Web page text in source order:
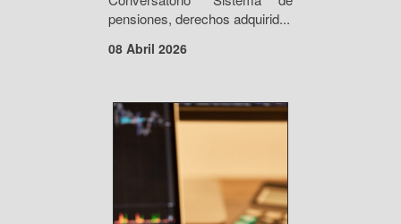
pensiones, derechos adquirid...
08 Abril 2026